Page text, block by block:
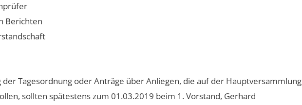
Berichten
Tagesordnung oder Anträge über Anliegen, die auf der Hauptversammlung
sollten spätestens zum 01.03.2019 beim 1. Vorstand, Gerhard